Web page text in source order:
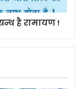
है रामायण !